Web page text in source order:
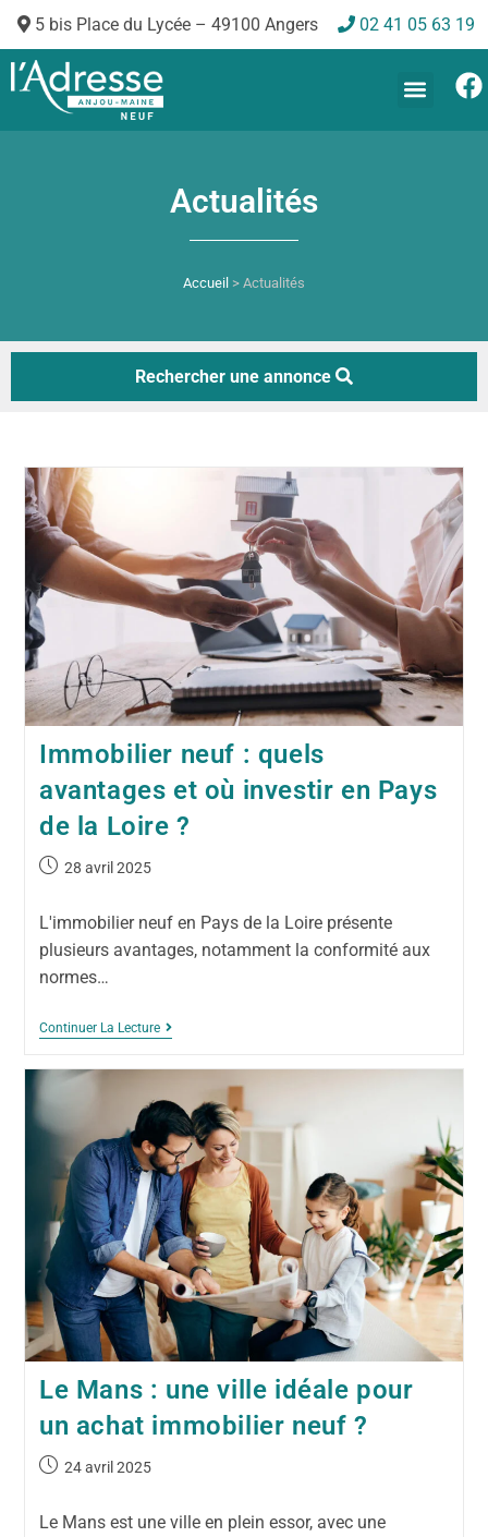
5 bis Place du Lycée – 49100 Angers 02 41 05 63 19
Actualités
Accueil > Actualités
Rechercher une annonce
Immobilier neuf : quels
avantages et où investir en Pays
de la Loire ?
28 avril 2025
L'immobilier neuf en Pays de la Loire présente
plusieurs avantages, notamment la conformité aux
normes…
Continuer La Lecture
Le Mans : une ville idéale pour
un achat immobilier neuf ?
24 avril 2025
Le Mans est une ville en plein essor, avec une